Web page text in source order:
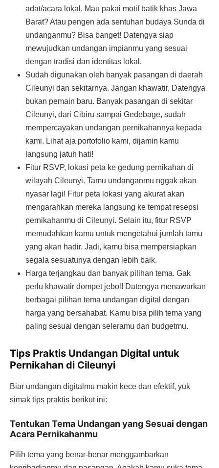
adat/acara lokal. Mau pakai motif batik khas Jawa
Barat? Atau pengen ada sentuhan budaya Sunda di
undanganmu? Bisa banget! Datengya siap
mewujudkan undangan impianmu yang sesuai
dengan tradisi dan identitas lokal.
Sudah digunakan oleh banyak pasangan di daerah
Cileunyi dan sekitarnya. Jangan khawatir, Datengya
bukan pemain baru. Banyak pasangan di sekitar
Cileunyi, dari Cibiru sampai Gedebage, sudah
mempercayakan undangan pernikahannya kepada
kami. Lihat aja portofolio kami, dijamin kamu
langsung jatuh hati!
Fitur RSVP, lokasi peta ke gedung pernikahan di
wilayah Cileunyi. Tamu undanganmu nggak akan
nyasar lagi! Fitur peta lokasi yang akurat akan
mengarahkan mereka langsung ke tempat resepsi
pernikahanmu di Cileunyi. Selain itu, fitur RSVP
memudahkan kamu untuk mengetahui jumlah tamu
yang akan hadir. Jadi, kamu bisa mempersiapkan
segala sesuatunya dengan lebih baik.
Harga terjangkau dan banyak pilihan tema. Gak
perlu khawatir dompet jebol! Datengya menawarkan
berbagai pilihan tema undangan digital dengan
harga yang bersahabat. Kamu bisa pilih tema yang
paling sesuai dengan seleramu dan budgetmu.
Tips Praktis Undangan Digital untuk
Pernikahan di Cileunyi
Biar undangan digitalmu makin kece dan efektif, yuk
simak tips praktis berikut ini:
Tentukan Tema Undangan yang Sesuai dengan
Acara Pernikahanmu
Pilih tema yang benar-benar menggambarkan